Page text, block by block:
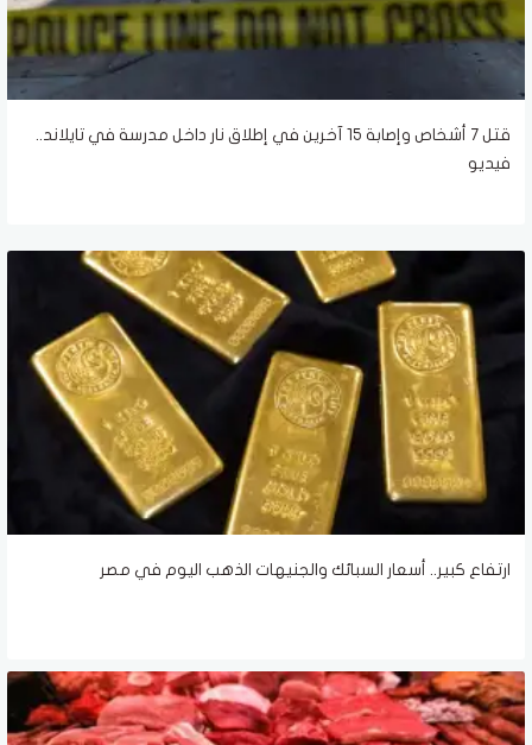
قتل 7 أشخاص وإصابة 15 آخرين في إطلاق نار داخل مدرسة في تايلاند..
فيديو
ارتفاع كبير.. أسعار السبائك والجنيهات الذهب اليوم في مصر